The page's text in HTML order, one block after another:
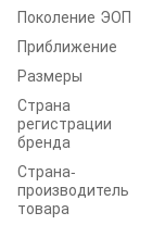
Поколение ЭОП
Приближение
Размеры
Страна
регистрации
бренда
Страна-
производитель
товара